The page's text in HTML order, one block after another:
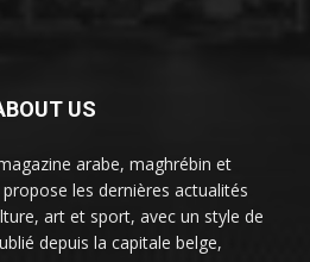
US
arabe, maghrébin et
les dernières actualités
art et sport, avec un style de
depuis la capitale belge,